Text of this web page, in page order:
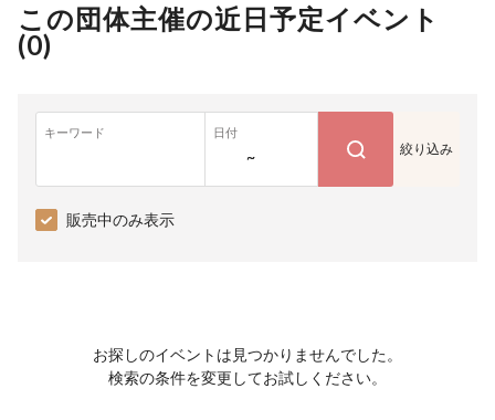
この団体主催の近日予定イベント
(0)
キーワード 日付
~ 絞り込み
販売中のみ表示
お探しのイベントは見つかりませんでした。
検索の条件を変更してお試しください。